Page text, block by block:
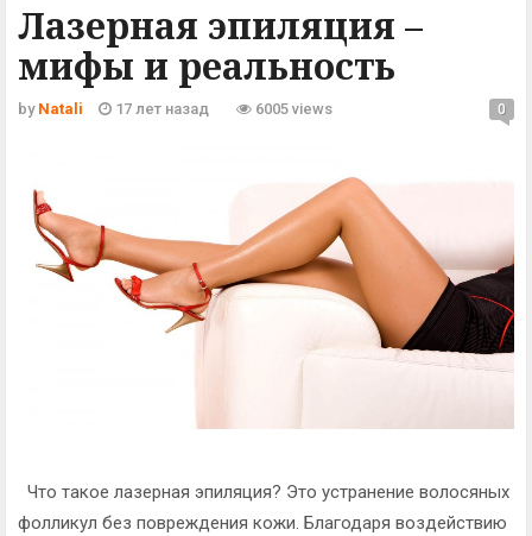
Лазерная эпиляция –
мифы и реальность
by Natali 17 лет назад 6005 views 0
Что такое лазерная эпиляция? Это устранение волосяных
фолликул без повреждения кожи. Благодаря воздействию